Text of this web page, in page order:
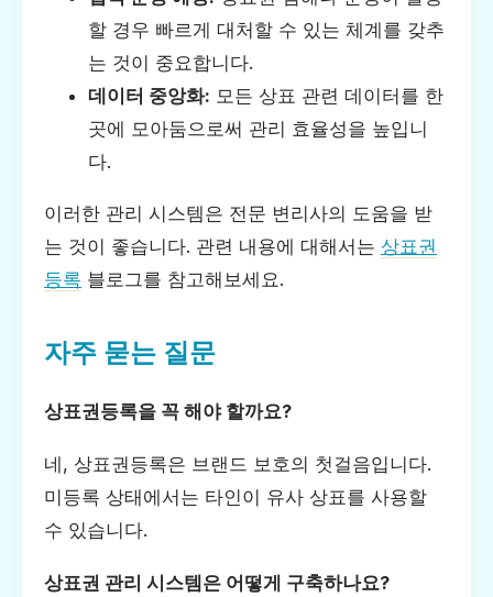
할 경우 빠르게 대처할 수 있는 체계를 갖추
는 것이 중요합니다.
데이터 중앙화: 모든 상표 관련 데이터를 한
곳에 모아둠으로써 관리 효율성을 높입니
다.
이러한 관리 시스템은 전문 변리사의 도움을 받
는 것이 좋습니다. 관련 내용에 대해서는 상표권
등록 블로그를 참고해보세요.
자주 묻는 질문
상표권등록을 꼭 해야 할까요?
네, 상표권등록은 브랜드 보호의 첫걸음입니다.
미등록 상태에서는 타인이 유사 상표를 사용할
수 있습니다.
상표권 관리 시스템은 어떻게 구축하나요?